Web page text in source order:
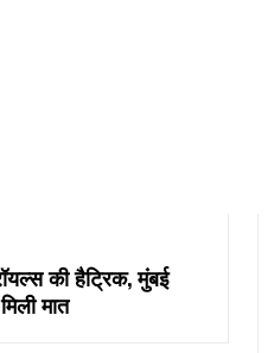
की हैट्रिक, मुंबई
मात